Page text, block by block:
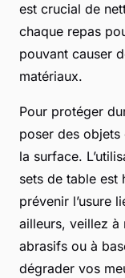
est crucial de
chaque repas
pouvant causer
matériaux.
Pour protéger
poser des objets
la surface.
sets de table est
prévenir l’usure
ailleurs, veillez à
abrasifs ou à
dégrader vos